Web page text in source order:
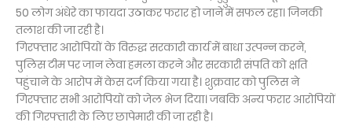
50 लोग अंधेरे का फायदा उठाकर फरार हो जाने में सफल रहा। जिनकी
तलाश की जा रही है।
गिरफ्तार आरोपियों के विरुद्ध सरकारी कार्य में बाधा उत्पन्न करने,
पुलिस टीम पर जान लेवा हमला करने और सरकारी संपति को क्षति
पहुंचाने के आरोप में केस दर्ज किया गया है। शुक्रवार को पुलिस ने
गिरफ्तार सभी आरोपियों को जेल भेज दिया। जबकि अन्य फरार आरोपियों
की गिरफ्तारी के लिए छापेमारी की जा रही है।